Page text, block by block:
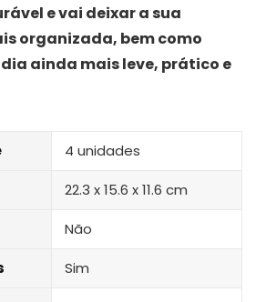
e vai deixar a sua
organizada, bem como
ainda mais leve, prático e
4 unidades
‎22.3 x 15.6 x 11.6 cm
Não
Sim